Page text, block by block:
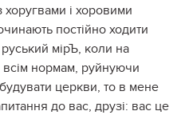
хоругвами і хоровими
постійно ходити
мірЪ, коли на
всім нормам, руйнуючи
церкви, то в мене
до вас, друзі: вас це